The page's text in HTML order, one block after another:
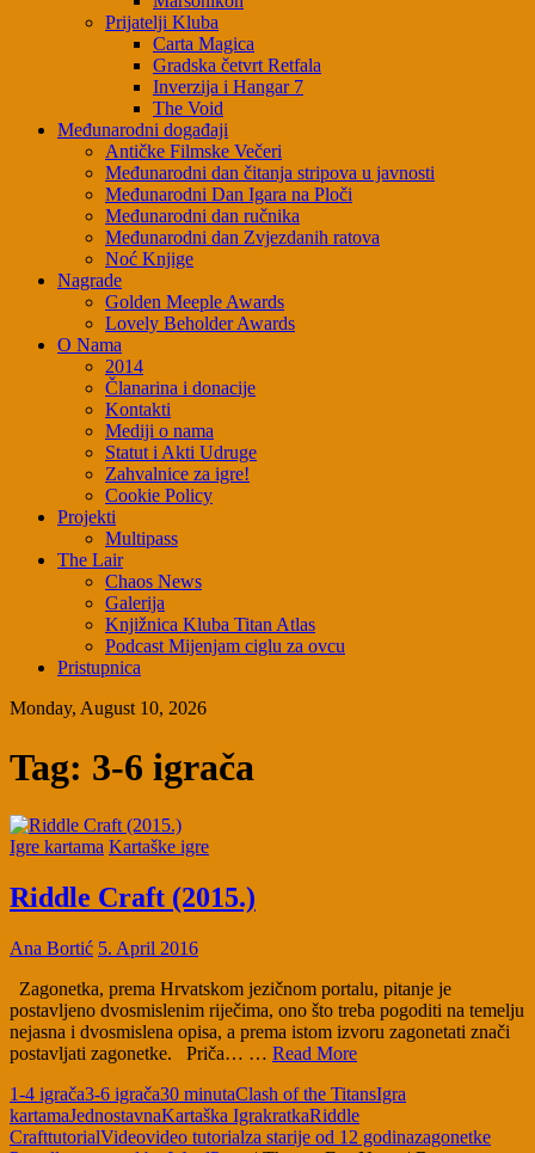
Prijatelji Kluba
Carta Magica
Gradska četvrt Retfala
Inverzija i Hangar 7
The Void
Međunarodni događaji
Antičke Filmske Večeri
Međunarodni dan čitanja stripova u javnosti
Međunarodni Dan Igara na Ploči
Međunarodni dan ručnika
Međunarodni dan Zvjezdanih ratova
Noć Knjige
Nagrade
Golden Meeple Awards
Lovely Beholder Awards
O Nama
2014
Članarina i donacije
Kontakti
Mediji o nama
Statut i Akti Udruge
Zahvalnice za igre!
Cookie Policy
Projekti
Multipass
The Lair
Chaos News
Galerija
Knjižnica Kluba Titan Atlas
Podcast Mijenjam ciglu za ovcu
Pristupnica
Monday, August 10, 2026
Tag: 3-6 igrača
Igre kartama Kartaške igre
Riddle Craft (2015.)
Ana Bortić 5. April 2016
Zagonetka, prema Hrvatskom jezičnom portalu, pitanje je
postavljeno dvosmislenim riječima, ono što treba pogoditi na temelju
nejasna i dvosmislena opisa, a prema istom izvoru zagonetati znači
postavljati zagonetke. Priča… … Read More
1-4 igrača3-6 igrača30 minutaClash of the TitansIgra
kartamaJednostavnaKartaška IgrakratkaRiddle
CrafttutorialVideovideo tutorialza starije od 12 godinazagonetke